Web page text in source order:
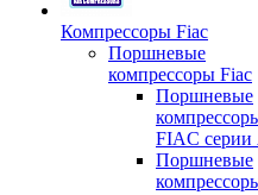
Компрессоры Fiac
Поршневые
компрессоры Fiac
Поршневые
FIAC серии
Поршневые